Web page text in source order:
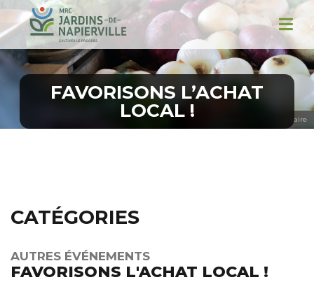
Conditionnement alimentaire
FAVORISONS L’ACHAT
LOCAL !
CATÉGORIES
AUTRES ÉVÉNEMENTS
FAVORISONS L'ACHAT LOCAL !